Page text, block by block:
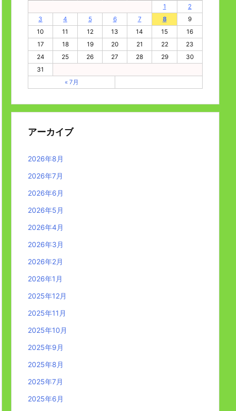
1
2
3
4 5 6 7 8
9
10
11 12 13 14 15
16
17
18 19 20 21 22
23
24
25 26 27 28 29
30
31
« 7月
アーカイブ
2026年8月
2026年7月
2026年6月
2026年5月
2026年4月
2026年3月
2026年2月
2026年1月
2025年12月
2025年11月
2025年10月
2025年9月
2025年8月
2025年7月
2025年6月